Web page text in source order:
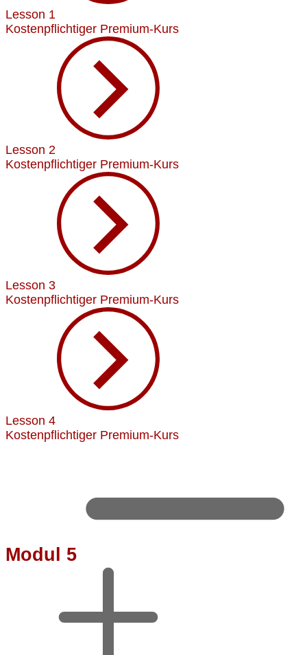
Lesson 1
Kostenpflichtiger Premium-Kurs
Lesson 2
Kostenpflichtiger Premium-Kurs
Lesson 3
Kostenpflichtiger Premium-Kurs
Lesson 4
Kostenpflichtiger Premium-Kurs
Modul 5